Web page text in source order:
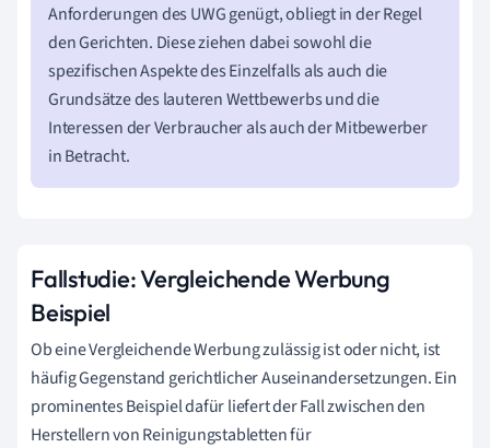
Anforderungen des UWG genügt, obliegt in der Regel
den Gerichten. Diese ziehen dabei sowohl die
spezifischen Aspekte des Einzelfalls als auch die
Grundsätze des lauteren Wettbewerbs und die
Interessen der Verbraucher als auch der Mitbewerber
in Betracht.
Fallstudie: Vergleichende Werbung
Beispiel
Ob eine Vergleichende Werbung zulässig ist oder nicht, ist
häufig Gegenstand gerichtlicher Auseinandersetzungen. Ein
prominentes Beispiel dafür liefert der Fall zwischen den
Herstellern von Reinigungstabletten für